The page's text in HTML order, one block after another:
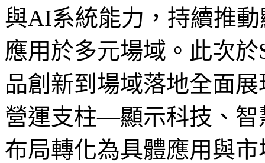
與AI系統能力，持續推
應用於多元場域。此次
品創新到場域落地全面
營運支柱—顯示科技、
布局轉化為具體應用與